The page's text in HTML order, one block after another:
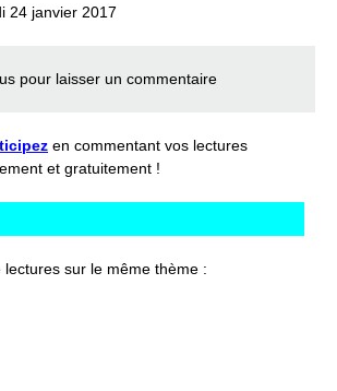
24 janvier 2017
pour laisser un commentaire
en commentant vos lectures
et gratuitement !
lectures sur le même thème :